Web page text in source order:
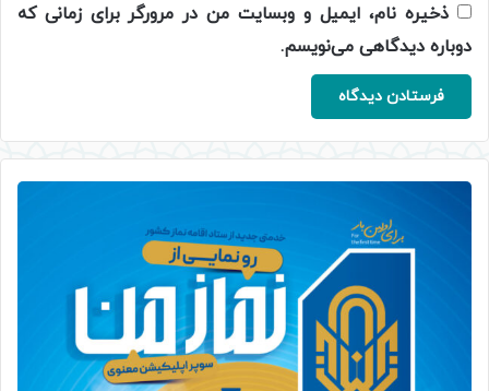
ذخیره نام، ایمیل و وبسایت من در مرورگر برای زمانی که
دوباره دیدگاهی می‌نویسم.